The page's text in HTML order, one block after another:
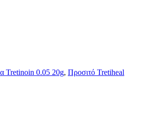
Tretinoin 0.05 20g, Προσιτό Tretiheal